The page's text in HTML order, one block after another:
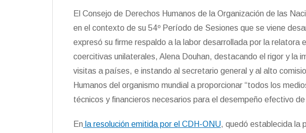
t
t
r
e
b
o
k
e
g
a
m
t
s
p
p
h
a
k
e
I
n
e
a
e
t
o
o
n
t
e
e
s
t
i
l
i
y
L
n
k
n
t
r
i
e
d
l
n
t
p
a
t
i
r
El Consejo de Derechos Humanos de la Organización de las
en el contexto de su 54º Período de Sesiones que se viene
expresó su firme respaldo a la labor desarrollada por la relatora
coercitivas unilaterales, Alena Douhan, destacando el rigor y la
visitas a países, e instando al secretario general y al alto
Humanos del organismo mundial a proporcionar “todos los
técnicos y financieros necesarios para el desempeño efectivo de
En la resolución emitida por el CDH-ONU, quedó establecida la